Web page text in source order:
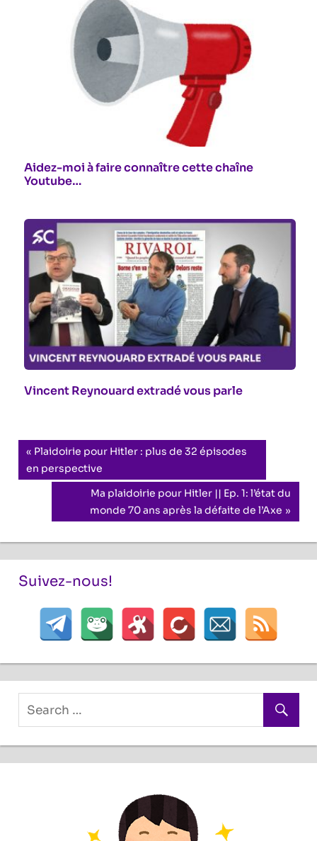
Aidez-moi à faire connaître cette chaîne
Youtube…
Vincent Reynouard extradé vous parle
Navigation
de
l’article
Previous
Post:
Plaidoirie pour Hitler : plus de 32 épisodes
en perspective
Next
Post:
Ma plaidoirie pour Hitler || Ep. 1: l’état du
monde 70 ans après la défaite de l’Axe
Suivez-nous!